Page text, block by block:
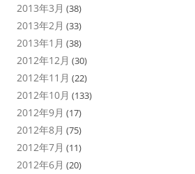
2013年3月 (38)
2013年2月 (33)
2013年1月 (38)
2012年12月 (30)
2012年11月 (22)
2012年10月 (133)
2012年9月 (17)
2012年8月 (75)
2012年7月 (11)
2012年6月 (20)